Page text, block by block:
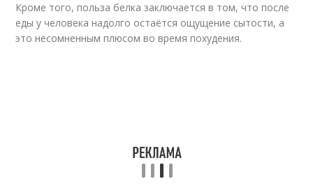
Кроме того, польза белка заключается в том, что после
еды у человека надолго остаётся ощущение сытости, а
это несомненным плюсом во время похудения.